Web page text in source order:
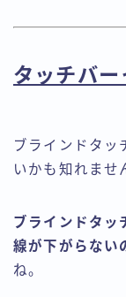
タッチバー
ブラインドタッ
いかも知れませ
ブラインドタッ
線が下がらない
ね。